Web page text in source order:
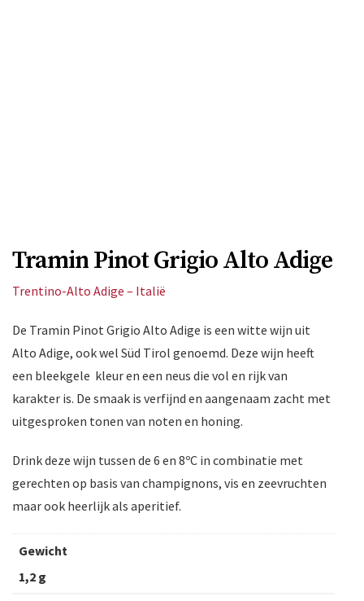
Tramin Pinot Grigio Alto Adige
Trentino-Alto Adige – Italië
De Tramin Pinot Grigio Alto Adige is een witte wijn uit
Alto Adige, ook wel Süd Tirol genoemd. Deze wijn heeft
een bleekgele kleur en een neus die vol en rijk van
karakter is. De smaak is verfijnd en aangenaam zacht met
uitgesproken tonen van noten en honing.
Drink deze wijn tussen de 6 en 8ºC in combinatie met
gerechten op basis van champignons, vis en zeevruchten
maar ook heerlijk als aperitief.
Gewicht
1,2 g